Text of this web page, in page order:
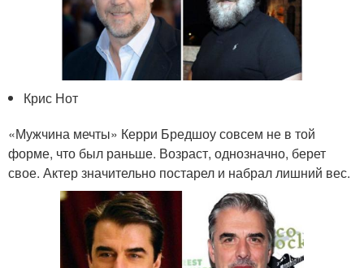
Крис Нот
«Мужчина мечты» Керри Бредшоу совсем не в той
форме, что был раньше. Возраст, однозначно, берет
свое. Актер значительно постарел и набрал лишний вес.